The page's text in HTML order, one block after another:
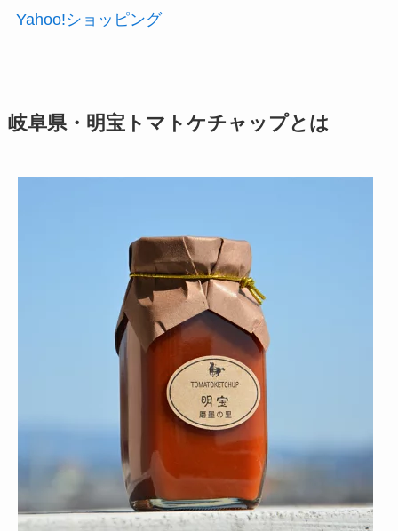
Yahoo!ショッピング
岐阜県・明宝トマトケチャップとは